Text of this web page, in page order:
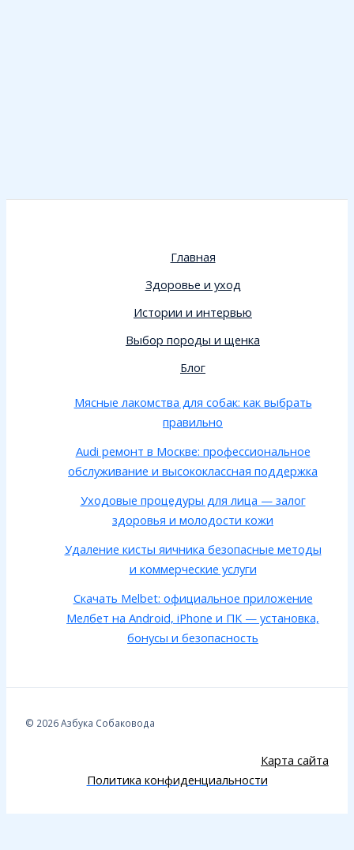
Главная
Здоровье и уход
Истории и интервью
Выбор породы и щенка
Блог
Мясные лакомства для собак: как выбрать
правильно
Audi ремонт в Москве: профессиональное
обслуживание и высококлассная поддержка
Уходовые процедуры для лица — залог
здоровья и молодости кожи
Удаление кисты яичника безопасные методы
и коммерческие услуги
Скачать Melbet: официальное приложение
Мелбет на Android, iPhone и ПК — установка,
бонусы и безопасность
© 2026 Азбука Собаковода
Карта сайта
Политика конфиденциальности